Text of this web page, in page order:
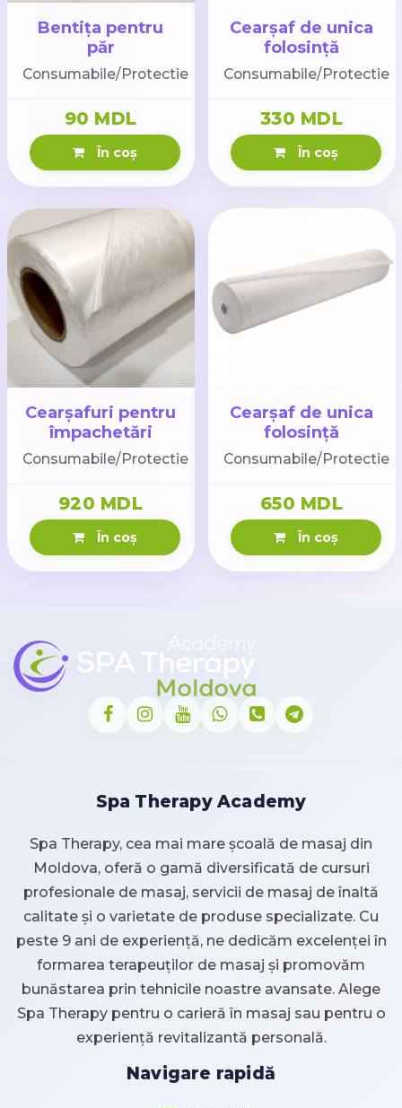
Bentița pentru
păr
Consumabile/Protectie
90 MDL
În coș
Cearșaf de unica
folosință
(80cm*100сm)
15gr/m2
Consumabile/Protectie
330 MDL
În coș
Cearșafuri pentru
împachetări
180cm*200m
Consumabile/Protectie
920 MDL
În coș
Cearșaf de unica
folosință
(80cm*180сm)
17gr MONACO
Consumabile/Protectie
650 MDL
În coș
Spa Therapy Academy
Spa Therapy, cea mai mare școală de masaj din
Moldova, oferă o gamă diversificată de cursuri
profesionale de masaj, servicii de masaj de înaltă
calitate și o varietate de produse specializate. Cu
peste 9 ani de experiență, ne dedicăm excelenței în
formarea terapeuților de masaj și promovăm
bunăstarea prin tehnicile noastre avansate. Alege
Spa Therapy pentru o carieră în masaj sau pentru o
experiență revitalizantă personală.
Navigare rapidă